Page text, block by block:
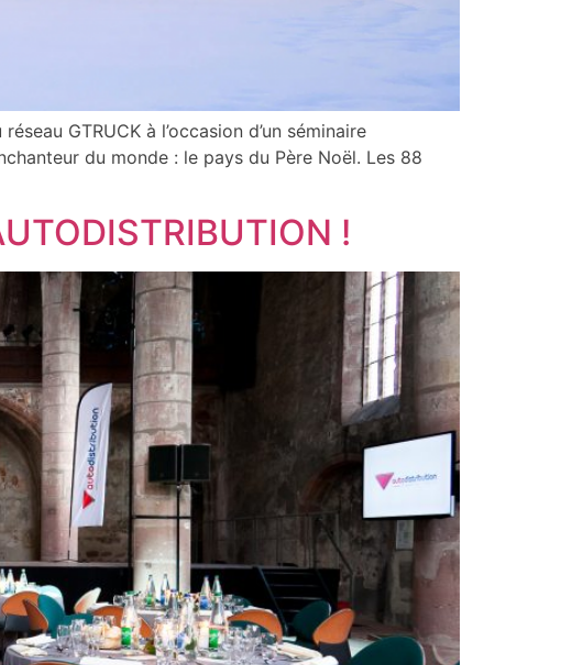
GTRUCK à l’occasion d’un séminaire
du monde : le pays du Père Noël. Les 88
!